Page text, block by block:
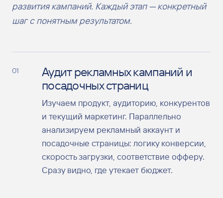
развития кампаний. Каждый этап — конкретный
шаг с понятным результатом.
01
Аудит рекламных кампаний и
посадочных страниц
Изучаем продукт, аудиторию, конкурентов
и текущий маркетинг. Параллельно
анализируем рекламный аккаунт и
посадочные страницы: логику конверсии,
скорость загрузки, соответствие офферу.
Сразу видно, где утекает бюджет.